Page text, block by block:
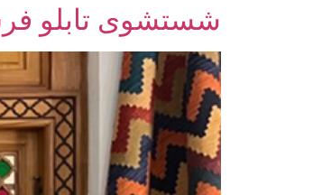
شستشوی تابلو